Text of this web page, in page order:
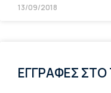
13/09/2018
ΕΓΓΡΑΦΕΣ ΣΤΟ